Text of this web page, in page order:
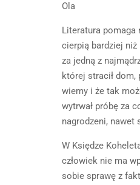
Ola
Literatura pomaga
cierpią bardziej niż
za jedną z
której stracił dom,
wiemy i że tak
wytrwał próbę za
nagrodzeni, nawet
W Księdze
człowiek nie ma
sobie sprawę z